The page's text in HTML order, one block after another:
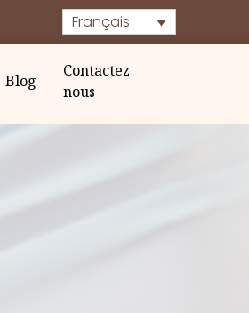
Français
Blog
Contactez
nous